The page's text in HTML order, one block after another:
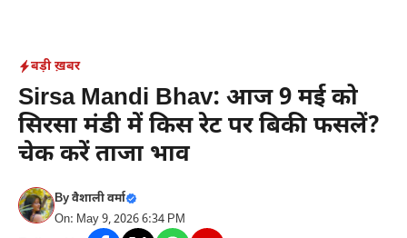
content
बड़ी ख़बर
Sirsa Mandi Bhav: आज 9 मई को
सिरसा मंडी में किस रेट पर बिकी फसलें?
चेक करें ताजा भाव
Byवैशाली वर्मा
On: May 9, 2026 6:34 PM